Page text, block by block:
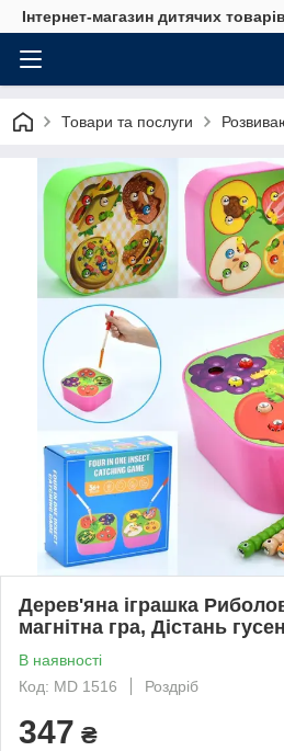
Інтернет-магазин дитячих
Товари та послуги
Дерев'яна іграшка
магнітна гра, Дістань
В наявності
Код: MD 1516
Роздріб
347 ₴